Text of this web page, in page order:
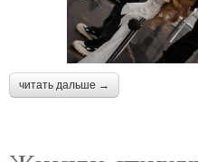
читать дальше →